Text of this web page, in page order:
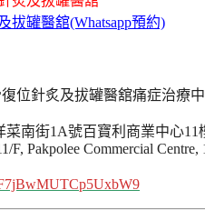
拔罐醫舘(Whatsapp預約)
南街1A號百寶利商業中心
F, Pakpolee Commercial